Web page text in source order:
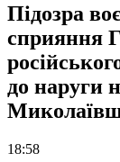
Підозра
сприяння
до наруги
18:58